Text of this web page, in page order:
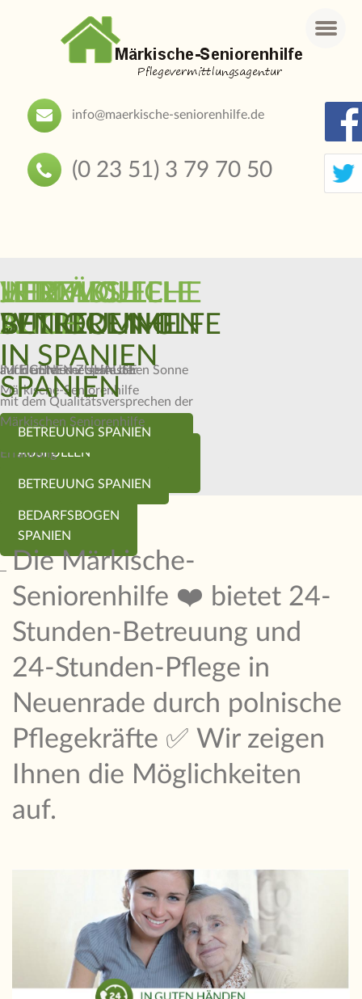
info@maerkische-seniorenhilfe.de
(0 23 51) 3 79 70 50
HERZLICH
WILLKOMMEN
auf der Internetseite der
Märkische-Seniorenhilfe
BEDARFSBOGEN
INDIVIDUELLE
BETREUUNG
IM EIGENEN ZUHAUSE
BEDARFSBOGEN
AUSFÜLLEN
JETZT
AUCH
IN
SPANIEN
Betreuung mit Herz und
Erfahrung
BEDARFSBOGEN
SPANIEN
LIEBEVOLLE
SENIORENHILFE
auch unter der spanischen Sonne
BETREUUNG SPANIEN
VERLÄSSLICHE
BETREUUNG
IN SPANIEN
mit dem Qualitätsversprechen der
Märkischen Seniorenhilfe
BETREUUNG SPANIEN
Die Märkische-
Seniorenhilfe ❤️ bietet 24-
Stunden-Betreuung und
24-Stunden-Pflege in
Neuenrade durch polnische
Pflegekräfte ✅ Wir zeigen
Ihnen die Möglichkeiten
auf.